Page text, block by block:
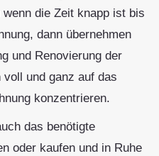
die Zeit knapp ist bis
dann übernehmen
und Renovierung der
und ganz auf das
konzentrieren.
das benötigte
oder kaufen und in Ruhe